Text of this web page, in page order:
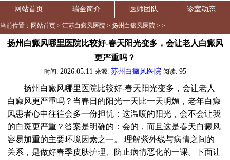
网站首页 瑞金简介 医师团队 诊室动态
当前位置： 网站首页 > 江苏白癜风医院 > 扬州白癜风医院 > >
扬州白癜风哪里医院比较好-春天阳光变多，会让老人白癜风
更严重吗？
时间:2026.05.11 来源: 苏州白癜风医院 阅读: 95
扬州白癜风哪里医院比较好-春天阳光变多，会让老人
白癜风更严重吗？当春日的阳光一天比一天明媚，老年白癜
风患者心中往往会多一份担忧：这温暖的阳光，会不会让我
的白斑更严重？答案是明确的：会的，而且这是春天白癜风
容易加重的主要环境因素之一。 理解紫外线与病情之间的
关系，是做好春季皮肤护理、防止病情恶化的一课。下面让